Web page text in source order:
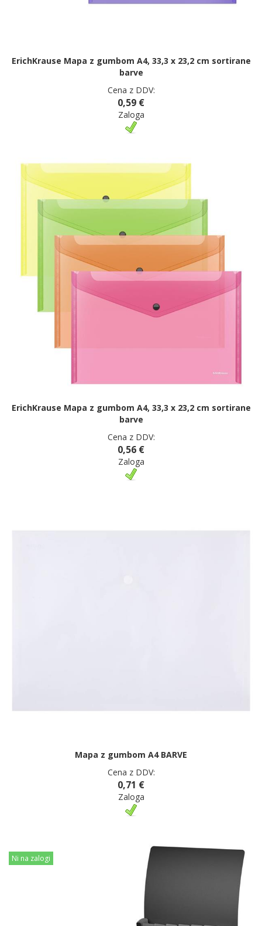
ErichKrause Mapa z gumbom A4, 33,3 x 23,2 cm sortirane
barve
Cena z DDV:
0,59 €
Zaloga
ErichKrause Mapa z gumbom A4, 33,3 x 23,2 cm sortirane
barve
Cena z DDV:
0,56 €
Zaloga
Mapa z gumbom A4 BARVE
Cena z DDV:
0,71 €
Zaloga
Ni na zalogi